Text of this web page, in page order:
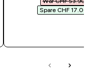
Spare CHF 17.00‎